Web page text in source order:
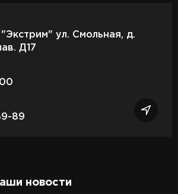
ул. Смольная, д.
Д17
89
новости